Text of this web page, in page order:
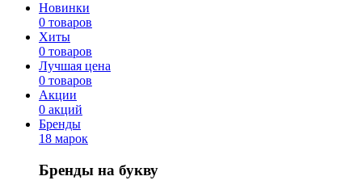
Новинки
0 товаров
Хиты
0 товаров
Лучшая цена
0 товаров
Акции
0 акций
Бренды
18 марок
Бренды на букву